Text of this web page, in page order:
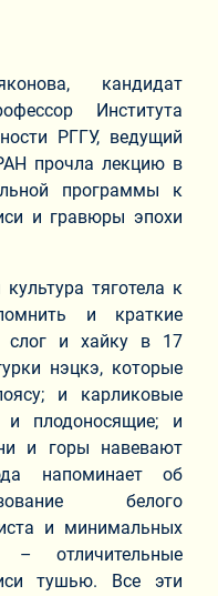
кандидат
Института
РГГУ, ведущий
прочла лекцию в
программы к
и гравюры эпохи
тяготела к
и краткие
слог и хайку в 17
нэцкэ, которые
и карликовые
и плодоносящие; и
и горы навевают
напоминает об
белого
и минимальных
– отличительные
тушью. Все эти